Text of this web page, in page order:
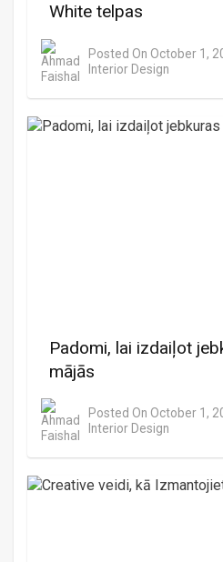
White telpas
Posted On October 1,
Interior Design
Padomi, lai izdaiļot
mājās
Posted On October 1,
Interior Design